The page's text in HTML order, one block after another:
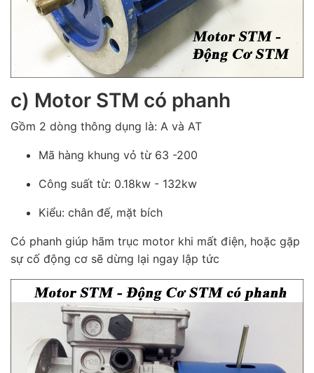
c) Motor STM có phanh
Gồm 2 dòng thông dụng là: A và AT
Mã hàng khung vỏ từ 63 -200
Công suất từ: 0.18kw - 132kw
Kiểu: chân đế, mặt bích
Có phanh giúp hãm trục motor khi mất điện, hoặc gặp
sự cố động cơ sẽ dừng lại ngay lập tức